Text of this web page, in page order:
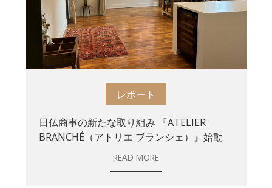
レポート
日仏商事の新たな取り組み 『ATELIER
BRANCHÉ（アトリエ ブランシェ）』始動
READ MORE